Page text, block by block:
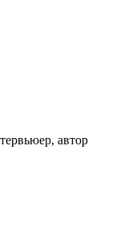
автор